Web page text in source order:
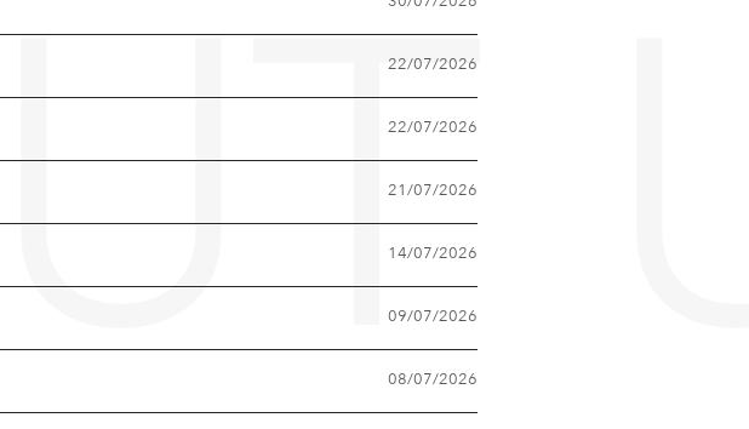
22/07/2026
22/07/2026
21/07/2026
14/07/2026
09/07/2026
08/07/2026